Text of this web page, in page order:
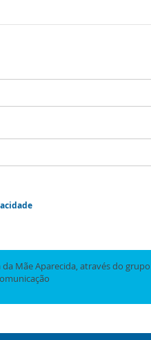
Mãe Aparecida, através do grupo